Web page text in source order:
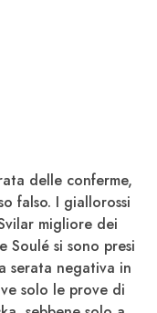
delle conferme,
falso. I giallorossi
migliore dei
e Soulé si sono presi
serata negativa in
solo le prove di